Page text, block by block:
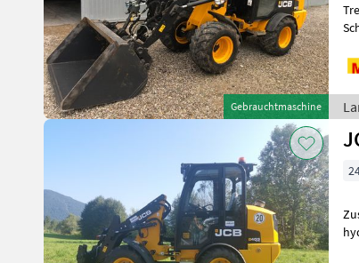
Gebrauchtmaschine